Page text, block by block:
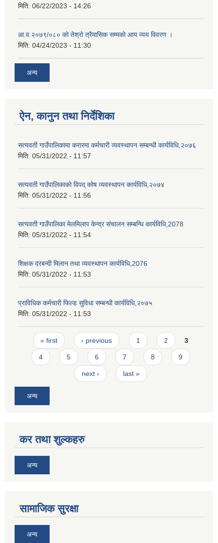
मिति: 06/22/2023 - 14:26
आ.व.२०७९/०८० को तेश्रो त्रैमासिक सम्मको आय व्यय विवरण ।
मिति: 04/24/2023 - 11:30
अन्य
ऐन, कानुन तथा निर्देशिका
सत्यवती गाउँपालिकामा करारमा कर्मचारी व्यवस्थापन सम्बन्धी कार्यविधि,२०७६
मिति: 05/31/2022 - 11:57
सत्यवती गाउँपालिकाको विपद् कोष व्यवस्थापन कार्यविधि,२०७४
मिति: 05/31/2022 - 11:56
सत्यवती गाउँपालिका मेलमिलाप केन्द्र संचालन सम्बन्धि कार्यविधि,2078
मिति: 05/31/2022 - 11:54
शिक्षक दरबन्दी मिलान तथा व्यवस्थापन कार्यविधि,2076
मिति: 05/31/2022 - 11:53
प्राविधिक कर्मचारी फिल्ड सुविधा सम्बन्धी कार्यविधि,२०७५
मिति: 05/31/2022 - 11:53
Pages
« first ‹ previous 1 2 3
4 5 6 7 8 9
next › last »
अन्य
कर तथा शुल्कहरु
अन्य
सामाजिक सुरक्षा
अन्य